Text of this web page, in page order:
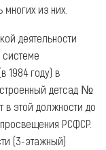
многих из них.
деятельности
(в 1984 году) в
детсад №
в этой должности до
РСФСР.
(3-этажный)